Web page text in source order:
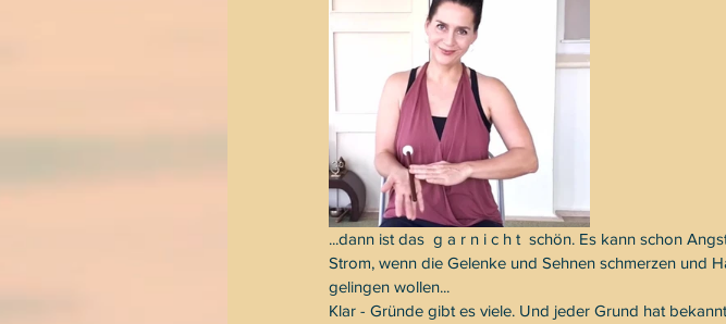
...dann ist das  g a r n i c h t  schön. Es kann schon
Strom, wenn die Gelenke und Sehnen schmerzen und
gelingen wollen...
Klar - Gründe gibt es viele. Und jeder Grund hat